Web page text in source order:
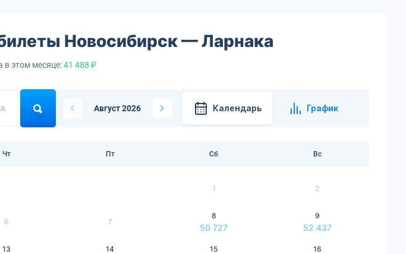
Новосибирск — Ларнака
в этом месяце:41 488 ₽
Август 2026 Календарь График
Чт Пт Сб Вс
1 2
6 7
8
50 727
9
52 437
13 14 15 16